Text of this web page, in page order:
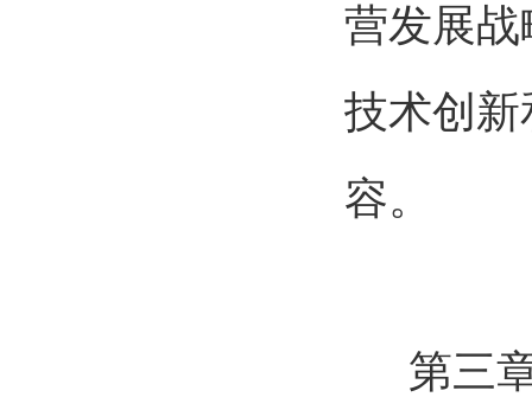
营发展
技术创
容。
第三